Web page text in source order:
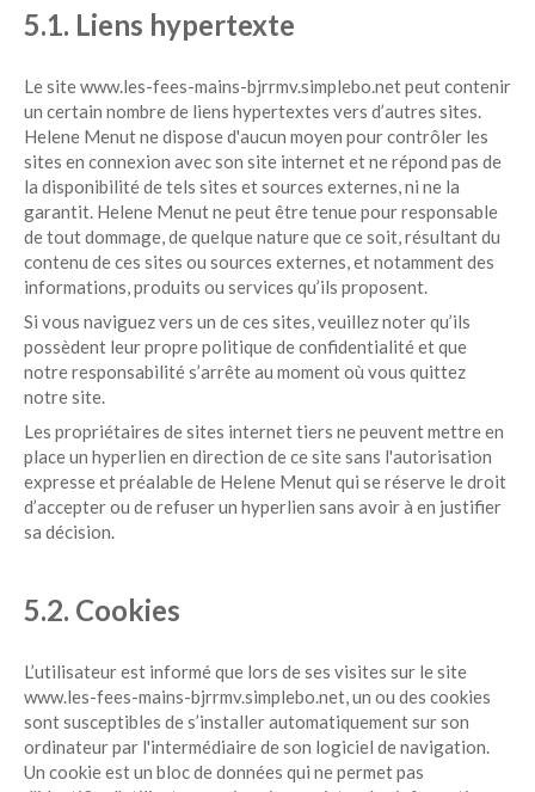
5.1. Liens hypertexte
Le site www.les-fees-mains-bjrrmv.simplebo.net peut contenir
un certain nombre de liens hypertextes vers d’autres sites.
Helene Menut ne dispose d'aucun moyen pour contrôler les
sites en connexion avec son site internet et ne répond pas de
la disponibilité de tels sites et sources externes, ni ne la
garantit. Helene Menut ne peut être tenue pour responsable
de tout dommage, de quelque nature que ce soit, résultant du
contenu de ces sites ou sources externes, et notamment des
informations, produits ou services qu’ils proposent.
Si vous naviguez vers un de ces sites, veuillez noter qu’ils
possèdent leur propre politique de confidentialité et que
notre responsabilité s’arrête au moment où vous quittez
notre site.
Les propriétaires de sites internet tiers ne peuvent mettre en
place un hyperlien en direction de ce site sans l'autorisation
expresse et préalable de Helene Menut qui se réserve le droit
d’accepter ou de refuser un hyperlien sans avoir à en justifier
sa décision.
5.2. Cookies
L’utilisateur est informé que lors de ses visites sur le site
www.les-fees-mains-bjrrmv.simplebo.net, un ou des cookies
sont susceptibles de s’installer automatiquement sur son
ordinateur par l'intermédiaire de son logiciel de navigation.
Un cookie est un bloc de données qui ne permet pas